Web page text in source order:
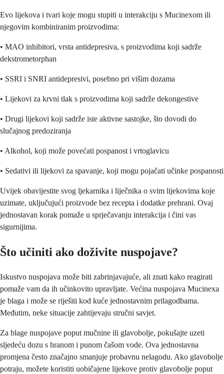
Evo lijekova i tvari koje mogu stupiti u interakciju s Mucinexom ili
njegovim kombiniranim proizvodima:
• MAO inhibitori, vrsta antidepresiva, s proizvodima koji sadrže
dekstrometorphan
• SSRI i SNRI antidepresivi, posebno pri višim dozama
• Lijekovi za krvni tlak s proizvodima koji sadrže dekongestive
• Drugi lijekovi koji sadrže iste aktivne sastojke, što dovodi do
slučajnog predoziranja
• Alkohol, koji može povećati pospanost i vrtoglavicu
• Sedativi ili lijekovi za spavanje, koji mogu pojačati učinke pospanosti
Uvijek obavijestite svog ljekarnika i liječnika o svim lijekovima koje
uzimate, uključujući proizvode bez recepta i dodatke prehrani. Ovaj
jednostavan korak pomaže u sprječavanju interakcija i čini vas
sigurnijima.
Što učiniti ako doživite nuspojave?
Iskustvo nuspojava može biti zabrinjavajuće, ali znati kako reagirati
pomaže vam da ih učinkovito upravljate. Većina nuspojava Mucinexa
je blaga i može se riješiti kod kuće jednostavnim prilagodbama.
Međutim, neke situacije zahtijevaju stručni savjet.
Za blage nuspojave poput mučnine ili glavobolje, pokušajte uzeti
sljedeću dozu s hranom i punom čašom vode. Ova jednostavna
promjena često značajno smanjuje probavnu nelagodu. Ako glavobolje
potraju, možete koristiti uobičajene lijekove protiv glavobolje poput